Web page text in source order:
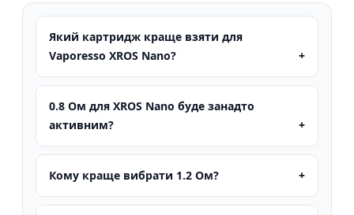
Який картридж краще взяти для
Vaporesso XROS Nano?
0.8 Ом для XROS Nano буде занадто
активним?
Кому краще вибрати 1.2 Ом?